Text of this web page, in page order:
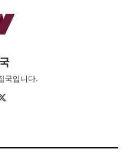
국입니다.